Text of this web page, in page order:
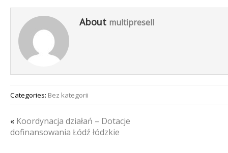
About multipresell
Categories: Bez kategorii
« Koordynacja działań – Dotacje
dofinansowania Łódź łódzkie